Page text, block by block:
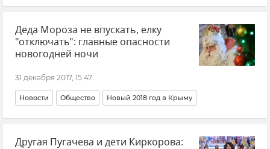
Деда Мороза не впускать, елку
"отключать": главные опасности
новогодней ночи
31 декабря 2017, 15:47
Новости Общество Новый 2018 год в Крыму
Другая Пугачева и дети Киркорова: